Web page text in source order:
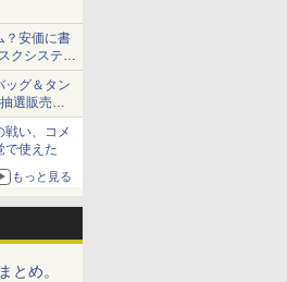
？安価に書
クシステ
ッグ＆タン
選販売の
戦い、コメ
使えた
もっと見る
とめ。